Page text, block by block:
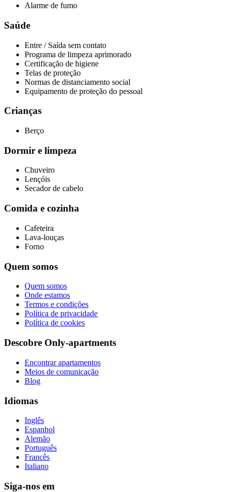
Alarme de fumo
Saúde
Entre / Saída sem contato
Programa de limpeza aprimorado
Certificação de higiene
Telas de proteção
Normas de distanciamento social
Equipamento de proteção do pessoal
Crianças
Berço
Dormir e limpeza
Chuveiro
Lençóis
Secador de cabelo
Comida e cozinha
Cafeteira
Lava-louças
Forno
Quem somos
Quem somos
Onde estamos
Termos e condições
Política de privacidade
Política de cookies
Descobre Only-apartments
Encontrar apartamentos
Meios de comunicação
Blog
Idiomas
Inglês
Espanhol
Alemão
Português
Francês
Italiano
Siga-nos em